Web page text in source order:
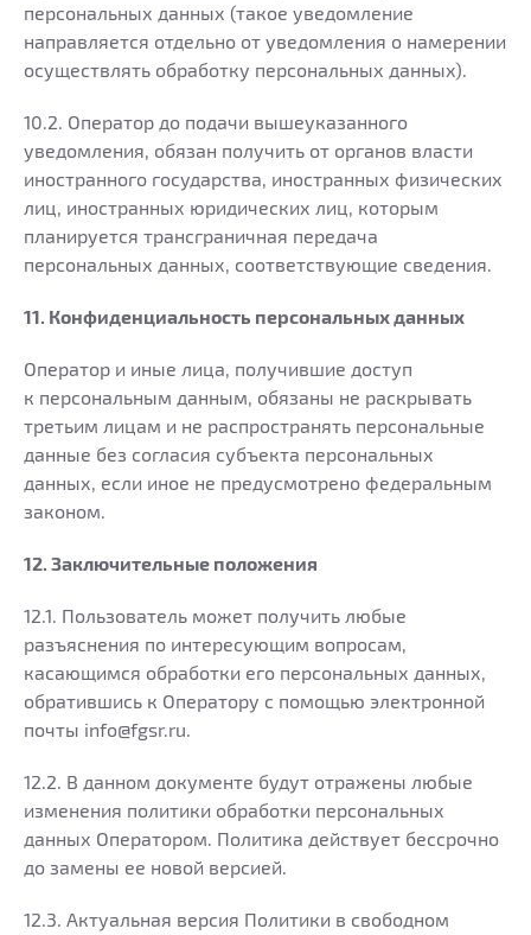
персональных данных (такое уведомление
направляется отдельно от уведомления о намерении
осуществлять обработку персональных данных).
10.2. Оператор до подачи вышеуказанного
уведомления, обязан получить от органов власти
иностранного государства, иностранных физических
лиц, иностранных юридических лиц, которым
планируется трансграничная передача
персональных данных, соответствующие сведения.
11. Конфиденциальность персональных данных
Оператор и иные лица, получившие доступ
к персональным данным, обязаны не раскрывать
третьим лицам и не распространять персональные
данные без согласия субъекта персональных
данных, если иное не предусмотрено федеральным
законом.
12. Заключительные положения
12.1. Пользователь может получить любые
разъяснения по интересующим вопросам,
касающимся обработки его персональных данных,
обратившись к Оператору с помощью электронной
почты info@fgsr.ru.
12.2. В данном документе будут отражены любые
изменения политики обработки персональных
данных Оператором. Политика действует бессрочно
до замены ее новой версией.
12.3. Актуальная версия Политики в свободном